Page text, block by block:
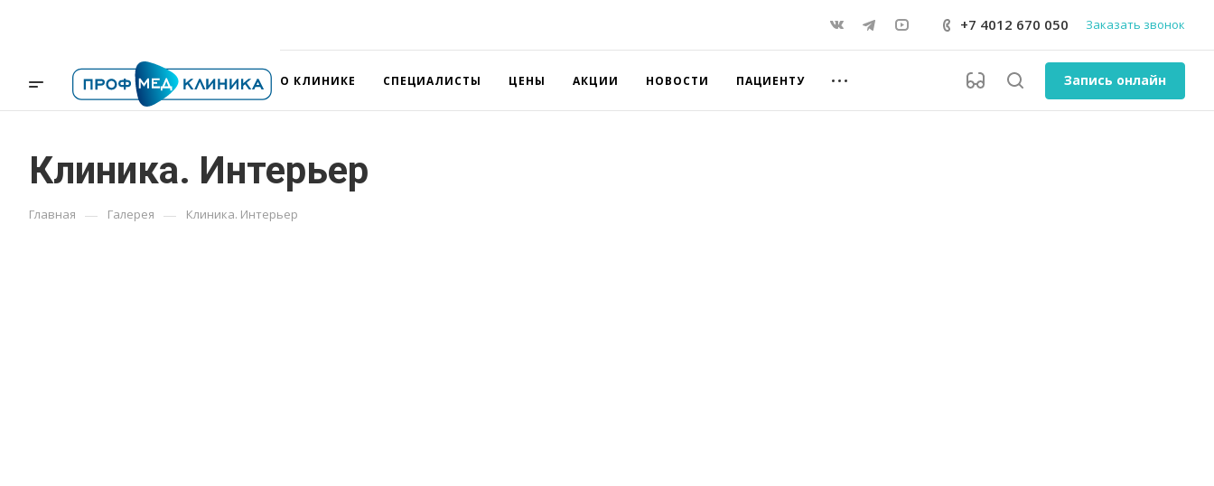
+7 4012 670 050 Заказать звонок
О КЛИНИКЕ СПЕЦИАЛИСТЫ ЦЕНЫ АКЦИИ НОВОСТИ ПАЦИЕНТУ Запись онлайн
Клиника. Интерьер
Главная — Галерея — Клиника. Интерьер